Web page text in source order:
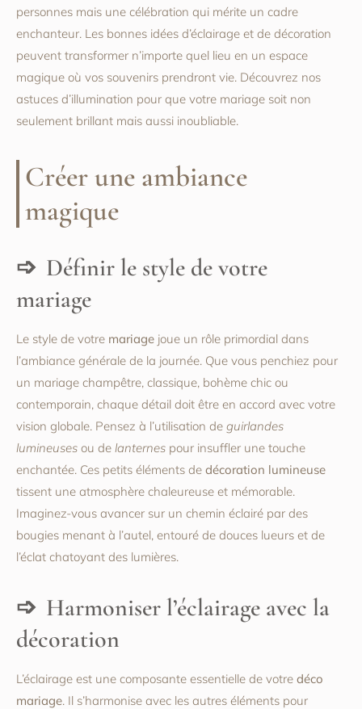
personnes mais une célébration qui mérite un cadre
enchanteur. Les bonnes idées d’éclairage et de décoration
peuvent transformer n’importe quel lieu en un espace
magique où vos souvenirs prendront vie. Découvrez nos
astuces d’illumination pour que votre mariage soit non
seulement brillant mais aussi inoubliable.
Créer une ambiance
magique
Définir le style de votre
mariage
Le style de votre mariage joue un rôle primordial dans
l’ambiance générale de la journée. Que vous penchiez pour
un mariage champêtre, classique, bohème chic ou
contemporain, chaque détail doit être en accord avec votre
vision globale. Pensez à l’utilisation de guirlandes
lumineuses ou de lanternes pour insuffler une touche
enchantée. Ces petits éléments de décoration lumineuse
tissent une atmosphère chaleureuse et mémorable.
Imaginez-vous avancer sur un chemin éclairé par des
bougies menant à l’autel, entouré de douces lueurs et de
l’éclat chatoyant des lumières.
Harmoniser l’éclairage avec la
décoration
L’éclairage est une composante essentielle de votre déco
mariage. Il s’harmonise avec les autres éléments pour